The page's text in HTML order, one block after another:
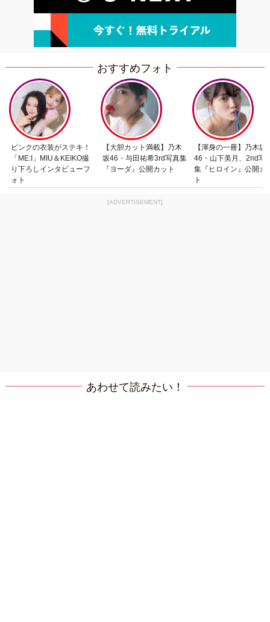
おすすめフォト
ピンクの衣装がステキ！
「ME:I」MIU＆KEIKO撮
り下ろしインタビューフ
ォト
【大胆カット満載】乃木
坂46・与田祐希3rd写真集
『ヨーダ』公開カット
【渾身の一冊】乃木坂
46・山下美月、2nd写
集『ヒロイン』公開カ
ト
[ADVERTISEMENT]
あわせて読みたい！